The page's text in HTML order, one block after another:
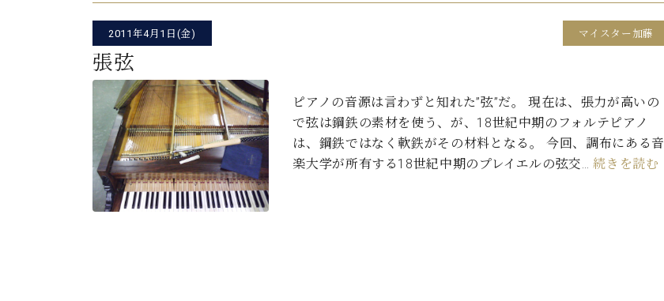
2011年4月1日(金) マイスター加藤
張弦
ピアノの音源は言わずと知れた”弦”だ。 現在は、張力が高いの
で弦は鋼鉄の素材を使う、が、18世紀中期のフォルテピアノ
は、鋼鉄ではなく軟鉄がその材料となる。 今回、調布にある音
楽大学が所有する18世紀中期のプレイエルの弦交…続きを読む